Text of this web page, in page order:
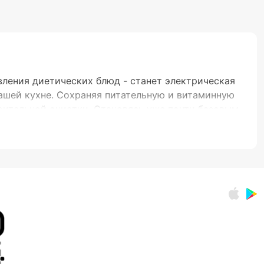
диетических блюд - станет электрическая
кухне. Сохраняя питательную и витаминную
очистки. Становясь уже почти базовым
приятным бонусом, которым обладает